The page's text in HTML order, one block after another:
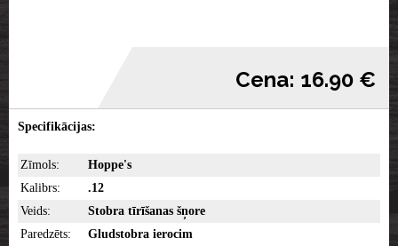
Cena: 16.90 €
Specifikācijas:
Zīmols:
Hoppe's
Kalibrs:
.12
Veids:
Stobra tīrīšanas šņore
Paredzēts:
Gludstobra ierocim